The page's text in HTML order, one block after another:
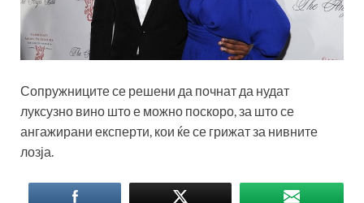
Сопружниците се решени да почнат да нудат
луксузно вино што е можно поскоро, за што се
ангажирани експерти, кои ќе се грижат за нивните
лозја.